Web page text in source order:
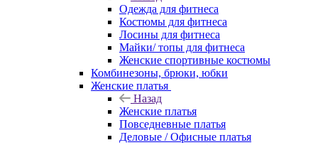
Одежда для фитнеса
Костюмы для фитнеса
Лосины для фитнеса
Майки/ топы для фитнеса
Женские спортивные костюмы
Комбинезоны, брюки, юбки
Женские платья
Назад
Женские платья
Повседневные платья
Деловые / Офисные платья